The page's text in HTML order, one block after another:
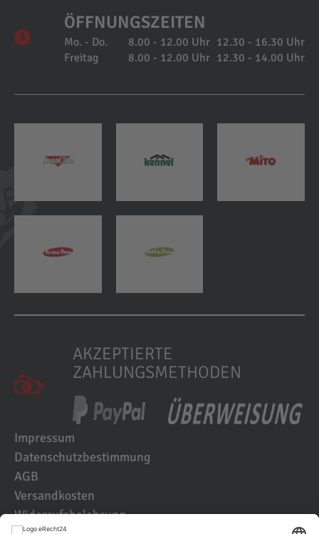
ÖFFNUNGSZEITEN
Mo. - Do. 8.00 - 12.00 Uhr 12.30 - 16.30 Uhr
Freitag
8.00 - 12.00 Uhr 12.30 - 14.00 Uhr
AKZEPTIERTE
ZAHLUNGSMETHODEN
Impressum
Datenschutzbestimmung
AGB
Versandkosten
Widerrufsbelehrung